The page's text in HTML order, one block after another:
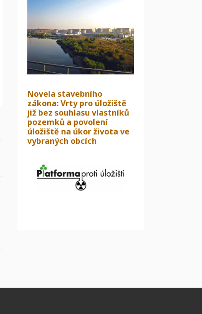
Novela stavebního
zákona: Vrty pro úložiště
již bez souhlasu vlastníků
pozemků a povolení
úložiště na úkor života ve
vybraných obcích